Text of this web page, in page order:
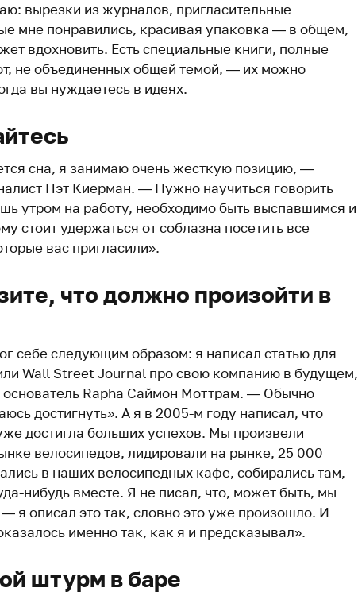
вырезки из журналов, пригласительные
мне понравились, красивая упаковка — в общем,
вдохновить. Есть специальные книги, полные
не объединенных общей темой, — их можно
вы нуждаетесь в идеях.
сна, я занимаю очень жесткую позицию, —
Пэт Киерман. — Нужно научиться говорить
утром на работу, необходимо быть выспавшимся и
стоит удержаться от соблазна посетить все
вас пригласили».
что должно произойти в
себе следующим образом: я написал статью для
Wall Street Journal про свою компанию в будущем,
Rapha Саймон Моттрам. — Обычно
достигнуть». А я в 2005-м году написал, что
достигла больших успехов. Мы произвели
велосипедов, лидировали на рынке, 25 000
в наших велосипедных кафе, собирались там,
нибудь вместе. Я не писал, что, может быть, мы
— я описал это так, словно это уже произошло. И
именно так, как я и предсказывал».
штурм в баре